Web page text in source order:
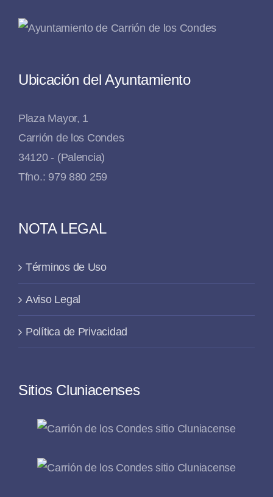
Ubicación del Ayuntamiento
Plaza Mayor, 1
Carrión de los Condes
34120 - (Palencia)
Tfno.: 979 880 259
NOTA LEGAL
Términos de Uso
Aviso Legal
Política de Privacidad
Sitios Cluniacenses